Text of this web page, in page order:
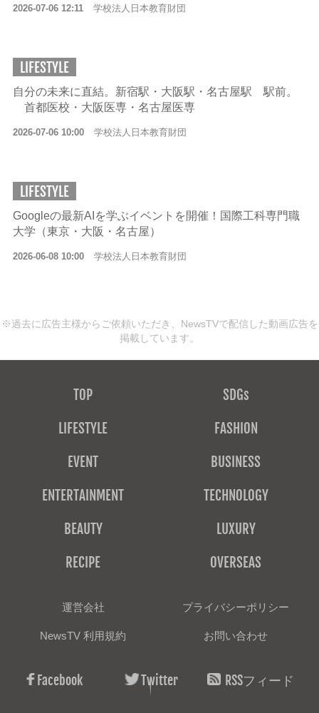
2026-07-06 12:11 学校法人日本教育財団
LIFESTYLE
自分の未来に直結。新宿駅・大阪駅・名古屋駅 駅前。
首都医校・大阪医専・名古屋医専
2026-07-06 10:00 学校法人日本教育財団
LIFESTYLE
Googleの最新AIを学ぶイベントを開催！国際工科専門職
大学（東京・大阪・名古屋）
2026-06-08 10:00 学校法人日本教育財団
※過去に広告主様からご依頼いただき、NewsTVで配信した動画広告を
掲載しています。
TOP
SDGs
LIFESTYLE
FASHION
EVENT
BUSINESS
ENTERTAINMENT
TECHNOLOGY
BEAUTY
LUXURY
RECIPE
OVERSEAS
運営会社 プライバシーポリシー
NewsTV 利用規約 お問い合わせ
Facebook Twitter RSSフィード